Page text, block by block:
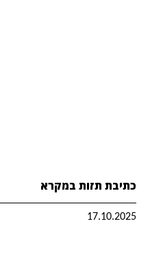
כתיבת תזות במקרא
17.10.2025